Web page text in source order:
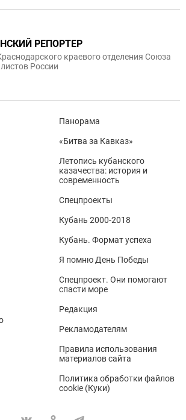
РЕПОРТЕР
краевого отделения Союза
России
Панорама
«Битва за Кавказ»
Летопись кубанского
казачества: история и
современность
Спецпроекты
Кубань 2000-2018
Кубань. Формат успеха
Я помню День Победы
Спецпроект. Они помогают
спасти море
Редакция
Рекламодателям
Правила использования
материалов сайта
Политика обработки файлов
cookie (Куки)